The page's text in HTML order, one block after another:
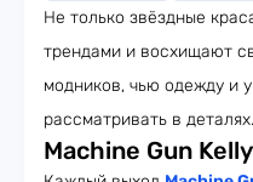
Не только звёздные
трендами и восхищают
модников, чью одежду и
рассматривать в деталях.
Machine Gun Kelly